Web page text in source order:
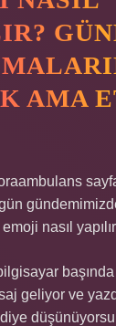
AMA
nasıl
başında
geliyor ve